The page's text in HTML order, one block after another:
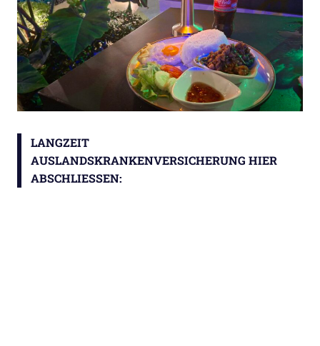
LANGZEIT
AUSLANDSKRANKENVERSICHERUNG HIER
ABSCHLIESSEN: